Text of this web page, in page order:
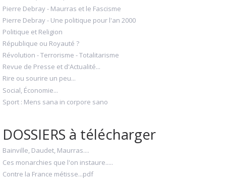
Pierre Debray - Maurras et le Fascisme
Pierre Debray - Une politique pour l'an 2000
Politique et Religion
République ou Royauté ?
Révolution - Terrorisme - Totalitarisme
Revue de Presse et d'Actualité...
Rire ou sourire un peu...
Social, Économie...
Sport : Mens sana in corpore sano
DOSSIERS à télécharger
Bainville, Daudet, Maurras....
Ces monarchies que l'on instaure.....
Contre la France métisse...pdf